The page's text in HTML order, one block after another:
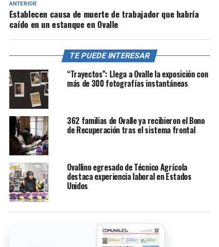
ANTERIOR
Establecen causa de muerte de trabajador que habría
caído en un estanque en Ovalle
TE PUEDE INTERESAR
“Trayectos”: Llega a Ovalle la exposición con
más de 300 fotografías instantáneas
362 familias de Ovalle ya recibieron el Bono
de Recuperación tras el sistema frontal
Ovallino egresado de Técnico Agrícola
destaca experiencia laboral en Estados
Unidos